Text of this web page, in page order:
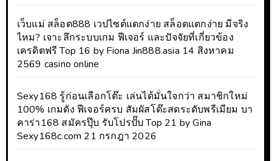
เว็บแม่ สล็อต888 เวปไซต์แตกง่าย สล็อตแตกง่าย มีจริง
ไหม? เจาะลึกระบบเกม ฟีเจอร์ และปัจจัยที่เกี่ยวข้อง
เครดิตฟรี Top 16 by Fiona Jin888.asia 14 สิงหาคม
2569 casino online
Sexy168 รู้ก่อนเลือกโต๊ะ เล่นได้มั่นใจกว่า สมาชิกใหม่
100% เกมดัง ฟีเจอร์ครบ สัมผัสโต๊ะสดระดับพรีเมียม บา
คาร่า168 สมัครปุ๊บ รับโปรปั๊บ Top 21 by Gina
Sexy168c.com 21 กรกฎา 2026